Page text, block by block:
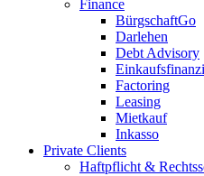
Finance
BürgschaftGo
Darlehen
Debt Advisory
Factoring
Leasing
Mietkauf
Inkasso
Private Clients
Haftpflicht &